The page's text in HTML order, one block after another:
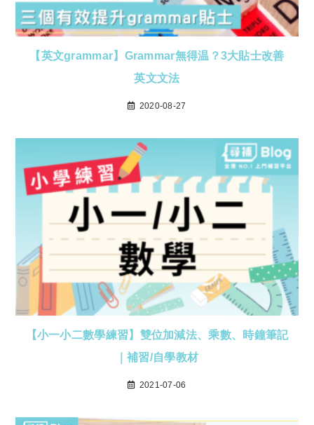
【英文grammar】Grammar無得温？3大貼士改善
英文文法
2020-08-27
【小一小二數學練習】雙位加減法、乘數、時鐘筆記
｜補習/自學教材
2021-07-06